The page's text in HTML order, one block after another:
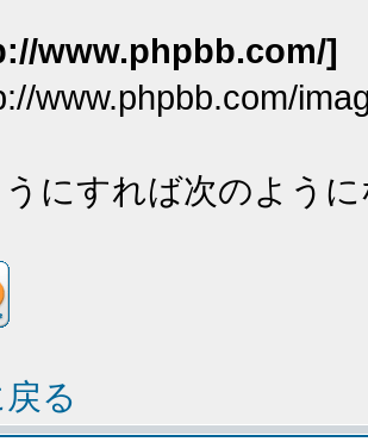
www.phpbb.com/]
www.phpbb.com/
うにすれば次のよう
る